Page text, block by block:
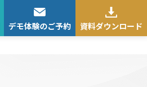
デモ体験のご予約 資料ダウンロード